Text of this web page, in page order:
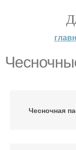
Чесночная